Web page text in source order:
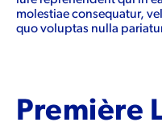
molestiae consequatur,
quo voluptas nulla
Première